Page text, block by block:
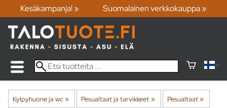
Kesäkampanja! » Suomalainen verkkokauppa »
Kylpyhuone ja wc‪» Pesualtaat ja tarvikkeet ‪» Pesualtaat‪»